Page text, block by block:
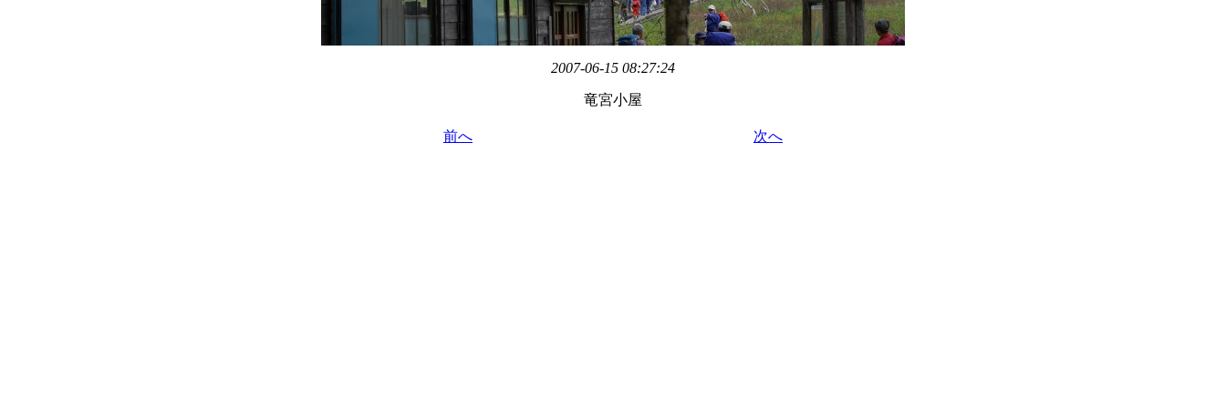
2007-06-15 08:27:24
竜宮小屋
前へ 次へ